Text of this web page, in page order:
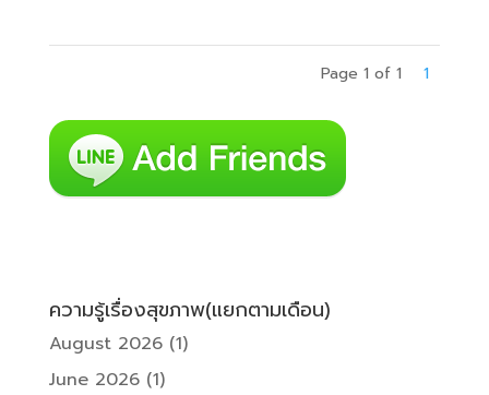
Page 1 of 1 1
ความรู้เรื่องสุขภาพ(แยกตามเดือน)
August 2026(1)
June 2026(1)